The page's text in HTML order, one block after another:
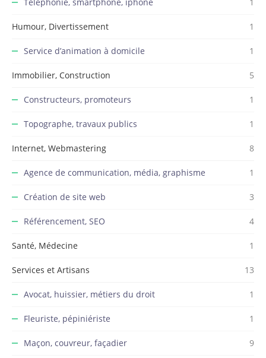
Humour, Divertissement 1
Service d’animation à domicile 1
Immobilier, Construction 5
Constructeurs, promoteurs 1
Topographe, travaux publics 1
Internet, Webmastering 8
Agence de communication, média, graphisme 1
Création de site web 3
Référencement, SEO 4
Santé, Médecine 1
Services et Artisans 13
Avocat, huissier, métiers du droit 1
Fleuriste, pépiniériste 1
Maçon, couvreur, façadier 9